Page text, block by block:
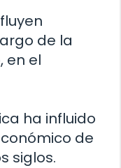
de la
en el
ha influido
de
siglos.